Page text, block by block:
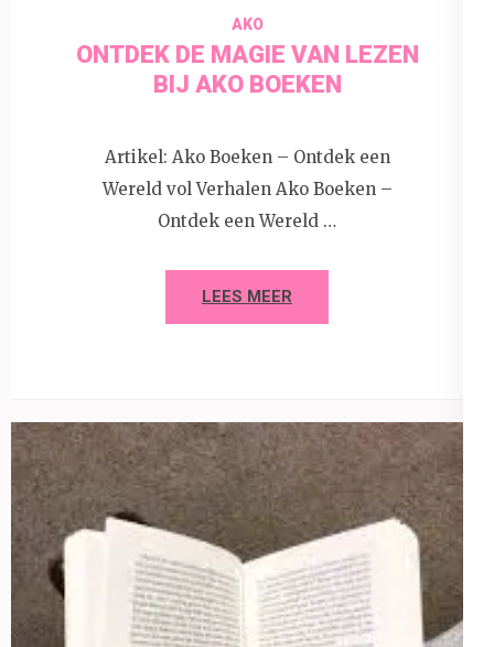
AKO
ONTDEK DE MAGIE VAN LEZEN
BIJ AKO BOEKEN
Artikel: Ako Boeken – Ontdek een
Wereld vol Verhalen Ako Boeken –
Ontdek een Wereld …
LEES MEER